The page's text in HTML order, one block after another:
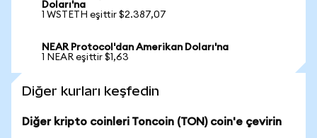
Doları'na
1 WSTETH eşittir $2.387,07
NEAR Protocol'dan Amerikan Doları'na
1 NEAR eşittir $1,63
Diğer kurları keşfedin
Diğer kripto coinleri Toncoin (TON) coin'e çevirin